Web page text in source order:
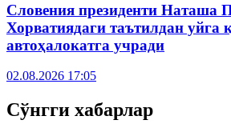
Словения президенти Наташа
Хорватиядаги таътилдан уйга
автоҳалокатга учради
02.08.2026 17:05
Сўнгги хабарлар